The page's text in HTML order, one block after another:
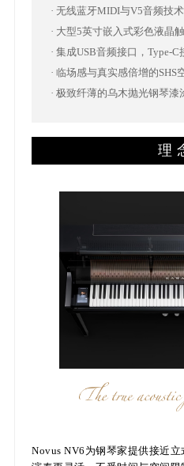
· 无线蓝牙MIDI与V5音频技术
· 大型5英寸嵌入式彩色液晶
· 集成USB音频接口，Type-
· 临场感与真实感倍增的SHS
· 极致纤薄的乌木抛光钢琴
理
Novus NV6为钢琴家提供接近